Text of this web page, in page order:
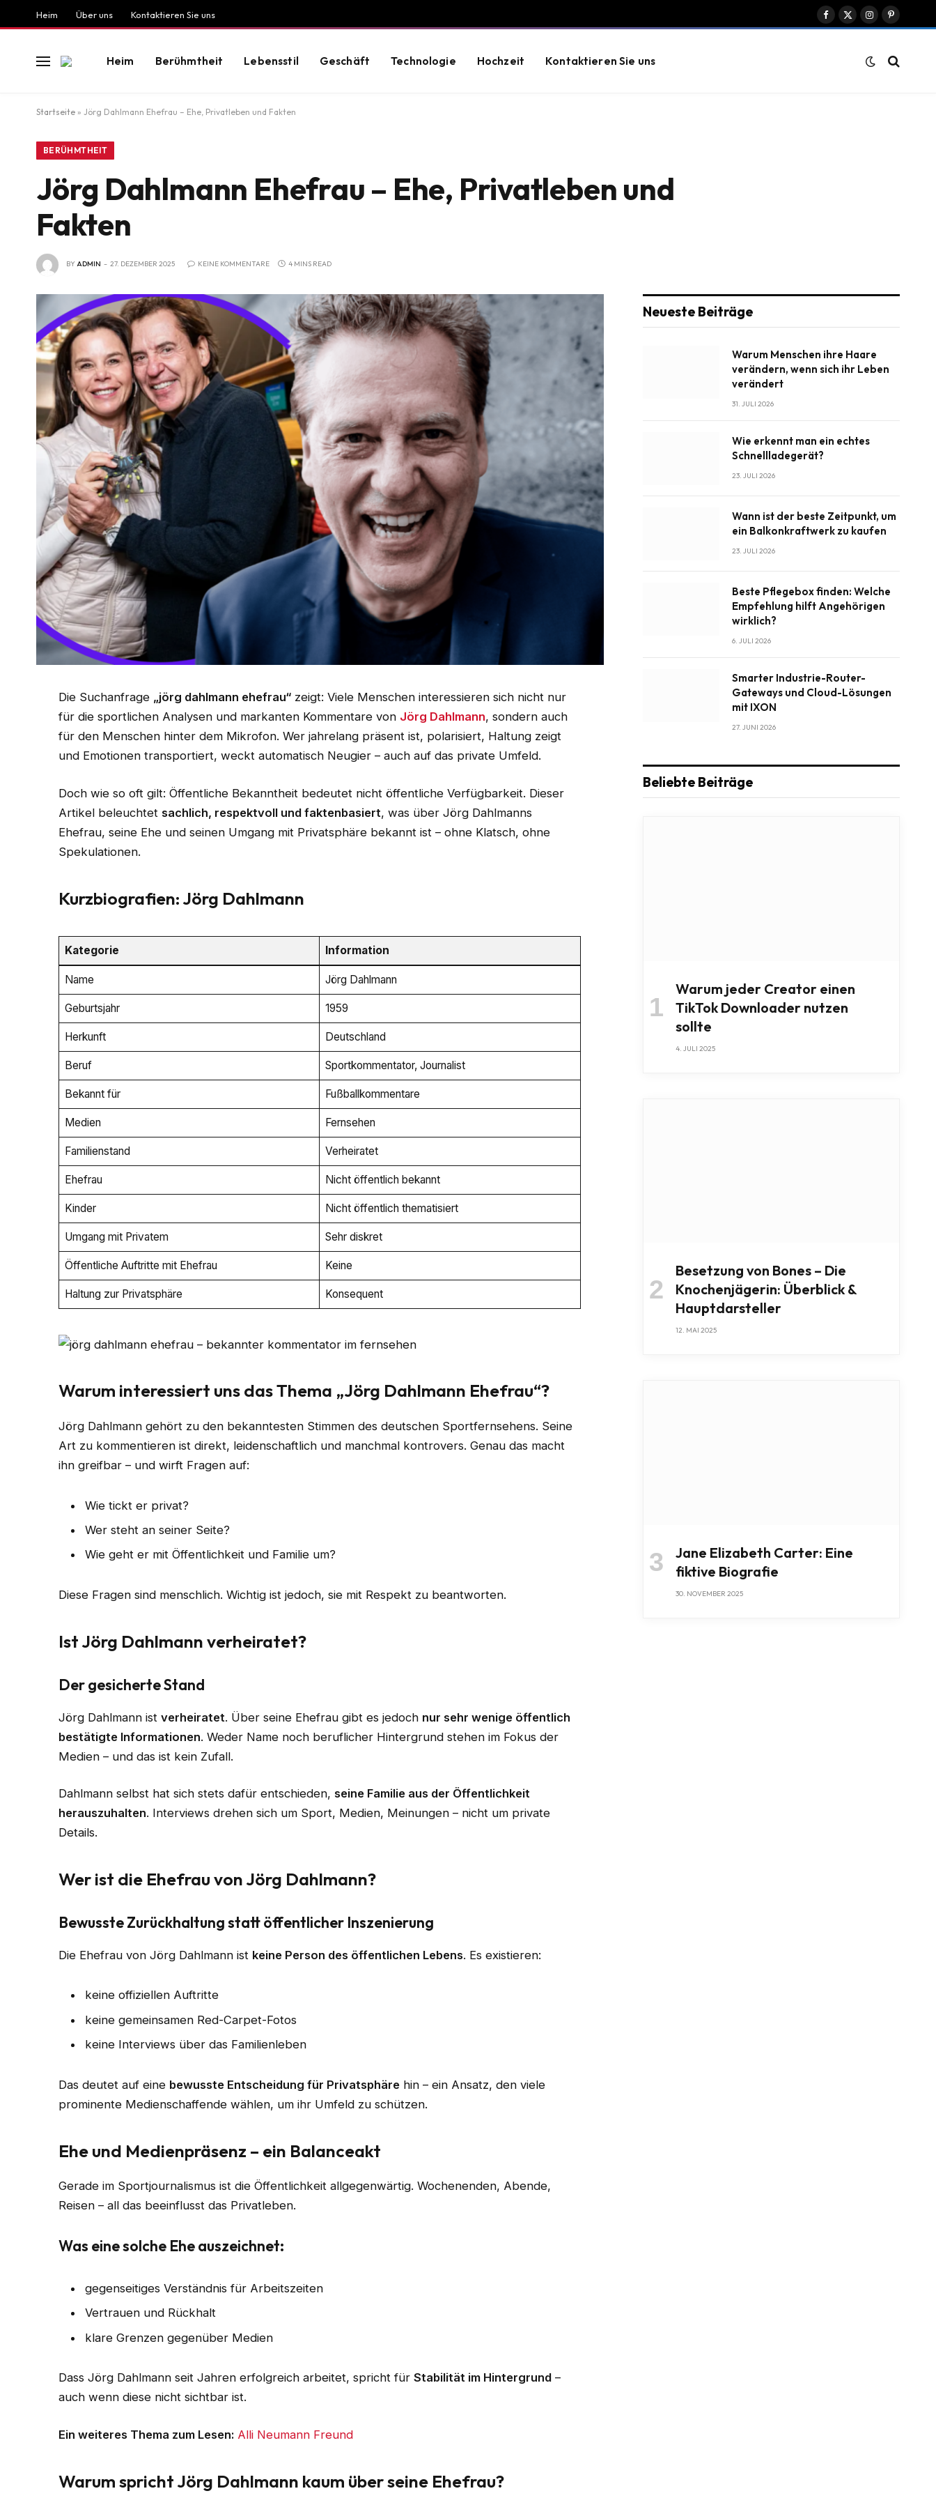
Heim Über uns Kontaktieren Sie uns
Facebook
X
InstagramPinterest
Heim Berühmtheit Lebensstil Geschäft Technologie Hochzeit Kontaktieren Sie uns
Startseite » Jörg Dahlmann Ehefrau – Ehe, Privatleben und Fakten
BERÜHMTHEIT
Jörg Dahlmann Ehefrau – Ehe, Privatleben und
Fakten
BYADMIN 27. DEZEMBER 2025 KEINE KOMMENTARE 4 MINS READ
Die Suchanfrage „jörg dahlmann ehefrau“ zeigt: Viele Menschen interessieren sich nicht nur
für die sportlichen Analysen und markanten Kommentare von Jörg Dahlmann, sondern auch
für den Menschen hinter dem Mikrofon. Wer jahrelang präsent ist, polarisiert, Haltung zeigt
und Emotionen transportiert, weckt automatisch Neugier – auch auf das private Umfeld.
Doch wie so oft gilt: Öffentliche Bekanntheit bedeutet nicht öffentliche Verfügbarkeit. Dieser
Artikel beleuchtet sachlich, respektvoll und faktenbasiert, was über Jörg Dahlmanns
Ehefrau, seine Ehe und seinen Umgang mit Privatsphäre bekannt ist – ohne Klatsch, ohne
Spekulationen.
Kurzbiografien: Jörg Dahlmann
Kategorie Information
Name Jörg Dahlmann
Geburtsjahr 1959
Herkunft Deutschland
Beruf Sportkommentator, Journalist
Bekannt für Fußballkommentare
Medien Fernsehen
Familienstand Verheiratet
Ehefrau Nicht öffentlich bekannt
Kinder Nicht öffentlich thematisiert
Umgang mit Privatem Sehr diskret
Öffentliche Auftritte mit Ehefrau Keine
Haltung zur Privatsphäre Konsequent
Warum interessiert uns das Thema „Jörg Dahlmann Ehefrau“?
Jörg Dahlmann gehört zu den bekanntesten Stimmen des deutschen Sportfernsehens. Seine
Art zu kommentieren ist direkt, leidenschaftlich und manchmal kontrovers. Genau das macht
ihn greifbar – und wirft Fragen auf:
Wie tickt er privat?
Wer steht an seiner Seite?
Wie geht er mit Öffentlichkeit und Familie um?
Diese Fragen sind menschlich. Wichtig ist jedoch, sie mit Respekt zu beantworten.
Ist Jörg Dahlmann verheiratet?
Der gesicherte Stand
Jörg Dahlmann istverheiratet. Über seine Ehefrau gibt es jedoch nur sehr wenige öffentlich
bestätigte Informationen. Weder Name noch beruflicher Hintergrund stehen im Fokus der
Medien – und das ist kein Zufall.
Dahlmann selbst hat sich stets dafür entschieden, seine Familie aus der Öffentlichkeit
herauszuhalten. Interviews drehen sich um Sport, Medien, Meinungen – nicht um private
Details.
Wer ist die Ehefrau von Jörg Dahlmann?
Bewusste Zurückhaltung statt öffentlicher Inszenierung
Die Ehefrau von Jörg Dahlmann ist keine Person des öffentlichen Lebens. Es existieren:
keine offiziellen Auftritte
keine gemeinsamen Red-Carpet-Fotos
keine Interviews über das Familienleben
Das deutet auf eine bewusste Entscheidung für Privatsphäre hin – ein Ansatz, den viele
prominente Medienschaffende wählen, um ihr Umfeld zu schützen.
Ehe und Medienpräsenz – ein Balanceakt
Gerade im Sportjournalismus ist die Öffentlichkeit allgegenwärtig. Wochenenden, Abende,
Reisen – all das beeinflusst das Privatleben.
Was eine solche Ehe auszeichnet:
gegenseitiges Verständnis für Arbeitszeiten
Vertrauen und Rückhalt
klare Grenzen gegenüber Medien
Dass Jörg Dahlmann seit Jahren erfolgreich arbeitet, spricht fürStabilität im Hintergrund –
auch wenn diese nicht sichtbar ist.
Ein weiteres Thema zum Lesen: Alli Neumann Freund
Warum spricht Jörg Dahlmann kaum über seine Ehefrau?
Neueste Beiträge
Warum Menschen ihre Haare
verändern, wenn sich ihr Leben
verändert
31. JULI 2026
Wie erkennt man ein echtes
Schnellladegerät?
23. JULI 2026
Wann ist der beste Zeitpunkt, um
ein Balkonkraftwerk zu kaufen
23. JULI 2026
Beste Pflegebox finden: Welche
Empfehlung hilft Angehörigen
wirklich?
6. JULI 2026
Smarter Industrie-Router-
Gateways und Cloud-Lösungen
mit IXON
27. JUNI 2026
Beliebte Beiträge
Warum jeder Creator einen
TikTok Downloader nutzen
sollte
4. JULI 2025
Besetzung von Bones – Die
Knochenjägerin: Überblick &
Hauptdarsteller
12. MAI 2025
Jane Elizabeth Carter: Eine
fiktive Biografie
30. NOVEMBER 2025